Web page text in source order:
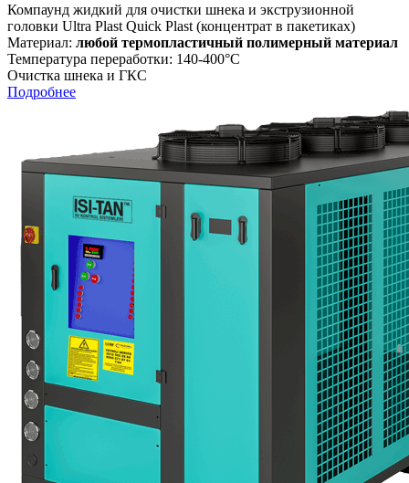
Компаунд жидкий для очистки шнека и экструзионной
головки Ultra Plast Quick Plast (концентрат в пакетиках)
Материал: любой термопластичный полимерный материал
Температура переработки: 140-400°С
Очистка шнека и ГКС
Подробнее